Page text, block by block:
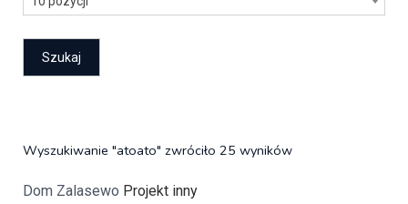
Wyszukiwanie "atoato" zwróciło 25 wyników
Dom Zalasewo Projekt inny